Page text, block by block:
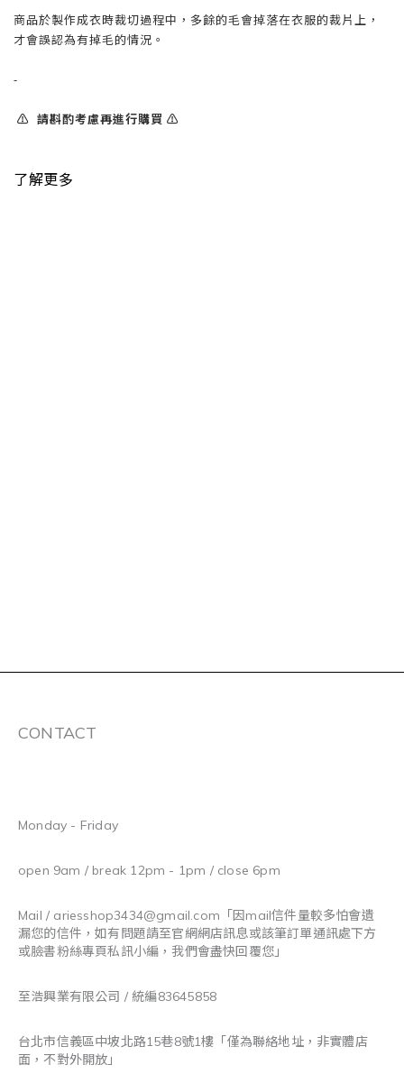
商品於製作成衣時裁切過程中，多餘的毛會掉落在衣服的裁片上，
才會誤認為有掉毛的情況。
-
⚠️ 請斟酌考慮再進行購買 ⚠️
了解更多
CONTACT
Monday - Friday
open 9am / break 12pm - 1pm / close 6pm
Mail / ariesshop3434@gmail.com 「因mail信件量較多怕會遺
漏您的信件，如有問題請至官網網店訊息或該筆訂單通訊處下方
或臉書粉絲專頁私訊小編，我們會盡快回覆您」
至浩興業有限公司 / 統編83645858
台北市信義區中坡北路15巷8號1樓「僅為聯絡地址，非實體店
面，不對外開放」